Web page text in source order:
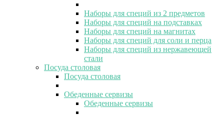
Наборы для специй из 2 предметов
Наборы для специй на подставках
Наборы для специй на магнитах
Наборы для специй для соли и перца
Наборы для специй из нержавеющей
стали
Посуда столовая
Посуда столовая
Обеденные сервизы
Обеденные сервизы